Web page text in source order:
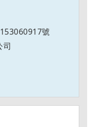
號
司